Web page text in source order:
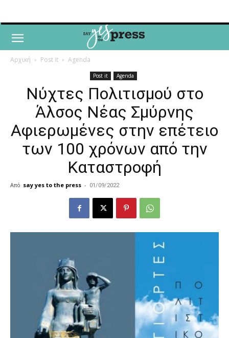
Αρχική Post it Agenda
Post it Agenda
Νύχτες Πολιτισμού στο
Άλσος Νέας Σμύρνης
Αφιερωμένες στην επέτειο
των 100 χρόνων από την
Καταστροφή
Από say yes to the press - 01/09/2022